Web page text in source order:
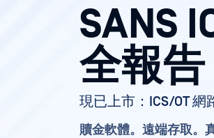
SANS
全報告
現已上市：ICS/OT 網
贖金軟體。遠端存取。